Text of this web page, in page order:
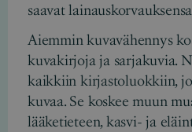
saavat
Aiemmin kuvavähennys
kuvakirjoja ja sarjakuvia.
kaikkiin kirjastoluokkiin,
kuvaa. Se koskee muun
lääketieteen, kasvi- ja